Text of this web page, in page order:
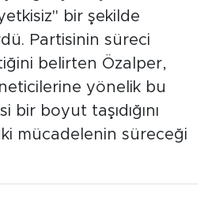
gerçekleştirilen
bir şekilde
Partisinin süreci
belirten Özalper,
yönelik bu
bir boyut taşıdığını
mücadelenin süreceği